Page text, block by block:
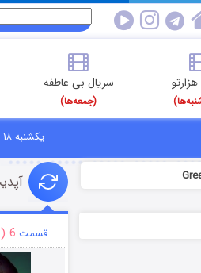
سریال بی عاطفه
(جمعه‌ها)
یکشنبه ۱۸ مرداد ۱۴۰۵
قسمت 6 (زیرنویس)